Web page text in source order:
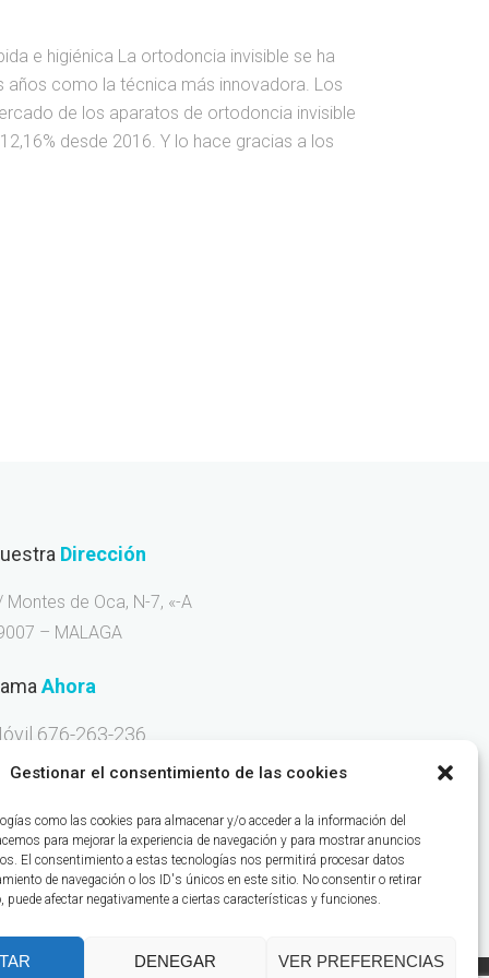
Gestionar el consentimiento de las cookies
como las cookies para almacenar y/o acceder a la información del
para mejorar la experiencia de navegación y para mostrar anuncios
El consentimiento a estas tecnologías nos permitirá procesar datos
de navegación o los ID's únicos en este sitio. No consentir o retirar
puede afectar negativamente a ciertas características y funciones.
DENEGAR VER PREFERENCIAS
e higiénica La ortodoncia invisible se ha
años como la técnica más innovadora. Los
de los aparatos de ortodoncia invisible
desde 2016. Y lo hace gracias a los
Dirección
Montes de Oca, N-7, «-A
– MALAGA
Ahora
676-263-236
26829